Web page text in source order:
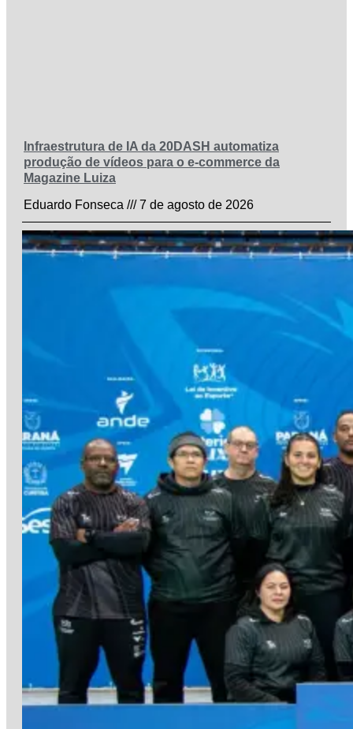
Infraestrutura de IA da 20DASH automatiza
produção de vídeos para o e-commerce da
Magazine Luiza
Eduardo Fonseca
7 de agosto de 2026